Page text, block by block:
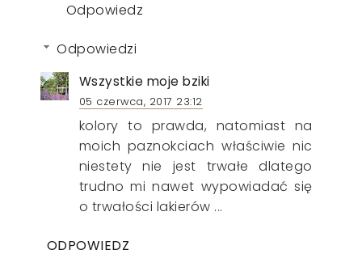
Odpowiedz
Odpowiedzi
Wszystkie moje bziki
05 czerwca, 2017 23:12
kolory to prawda, natomiast na
moich paznokciach właściwie nic
niestety nie jest trwałe dlatego
trudno mi nawet wypowiadać się
o trwałości lakierów ...
ODPOWIEDZ